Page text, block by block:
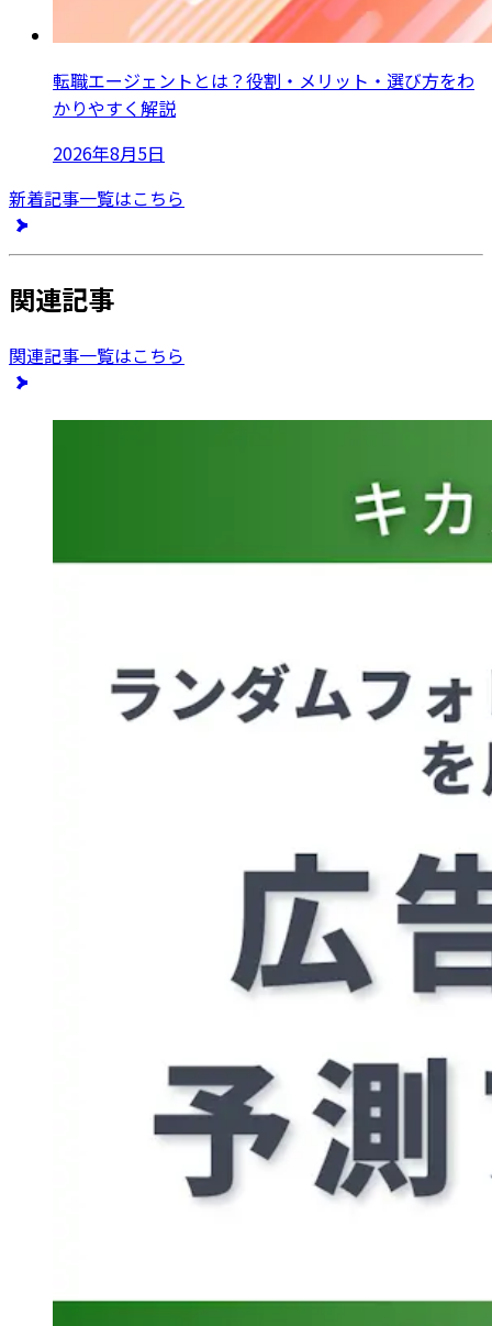
転職エージェントとは？役割・メリット・選び方をわ
かりやすく解説
2026年8月5日
新着記事一覧はこちら
関連記事
関連記事一覧はこちら